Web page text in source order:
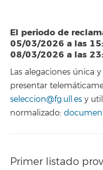
El periodo de
05/03/2026 a las
08/03/2026 a las
Las alegaciones única
presentar
seleccion@fg.ull.es y
normalizado:
Primer listado